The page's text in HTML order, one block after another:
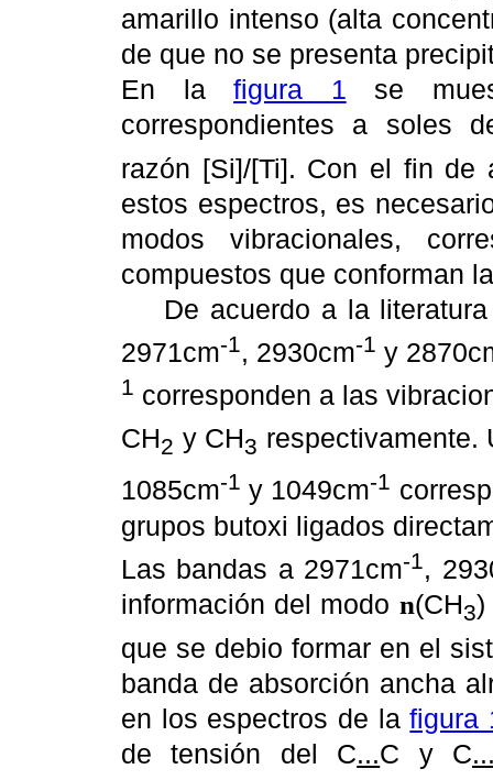
amarillo intenso (alta
de que no se presenta
En lafigura 1
se
correspondientes a soles
razón [Si]/[Ti]. Con el fin de
estos espectros, es
modos vibracionales,
compuestos que conforman
De acuerdo a la literatura
2971cm-1 , 2930cm-1 y
1 corresponden a las
CH2 y CH3 respectivamente.
1085cm-1 y 1049cm-1
grupos butoxi ligados
Las bandas a 2971cm-1,
información del modo n(CH3)
que se debio formar en el
banda de absorción ancha
en los espectros de lafigura
de tensión del C...C y C